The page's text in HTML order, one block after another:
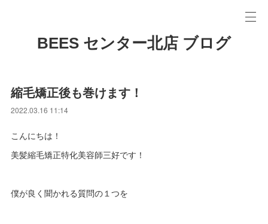
BEES センター北店 ブログ
縮毛矯正後も巻けます！
2022.03.16 11:14
こんにちは！
美髪縮毛矯正特化美容師三好です！
僕が良く聞かれる質問の１つを